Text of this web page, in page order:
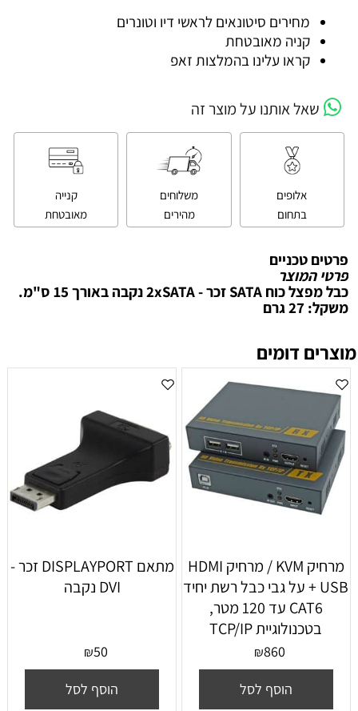
מחירים סיטונאים לראשי דיו וטונרים
קניה מאובטחת
קראו עלינו בהמלצות זאפ
שאל אותנו על מוצר זה
אלופים
בתחום
משלוחים
מהירים
קנייה
מאובטחת
פרטים טכניים
פרטי המוצר
כבל מפצל כוח SATA זכר - 2xSATA נקבה באורך 15 ס"מ.
משקל: 27 גרם
מוצרים דומים
מרחיק KVM / מרחיק HDMI
+ USB על גבי כבל רשת יחיד
CAT6 עד 120 מטר,
בטכנולוגיית TCP/IP
₪860
הוסף לסל
מתאם DISPLAYPORT זכר -
DVI נקבה
₪50
הוסף לסל